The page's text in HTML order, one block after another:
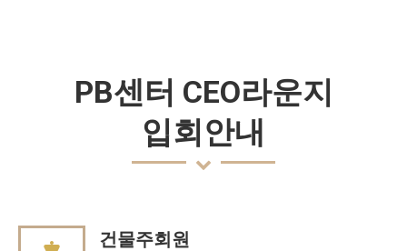
PB센터 CEO라운지
입회안내
건물주회원